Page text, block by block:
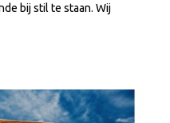
bij stil te staan. Wij